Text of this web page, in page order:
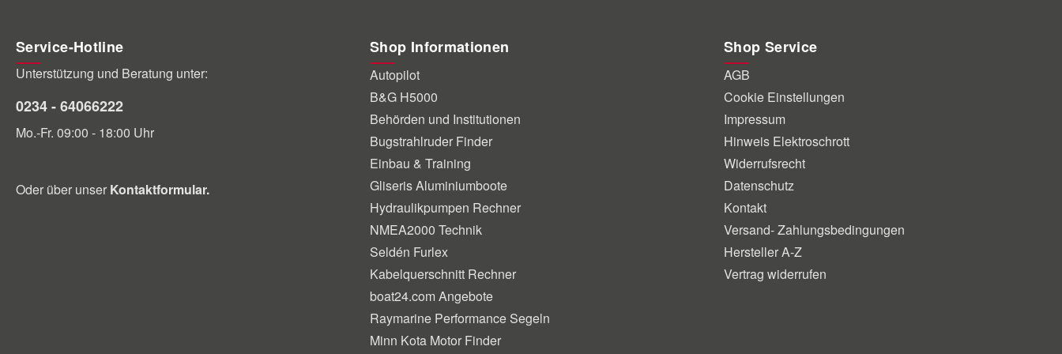
Service-Hotline
Unterstützung und Beratung unter:
0234 - 64066222
Mo.-Fr. 09:00 - 18:00 Uhr
Oder über unser Kontaktformular.
Shop Informationen
Autopilot
B&G H5000
Behörden und Institutionen
Bugstrahlruder Finder
Einbau & Training
Gliseris Aluminiumboote
Hydraulikpumpen Rechner
NMEA2000 Technik
Seldén Furlex
Kabelquerschnitt Rechner
boat24.com Angebote
Raymarine Performance Segeln
Minn Kota Motor Finder
Shop Service
AGB
Cookie Einstellungen
Impressum
Hinweis Elektroschrott
Widerrufsrecht
Datenschutz
Kontakt
Versand- Zahlungsbedingungen
Hersteller A-Z
Vertrag widerrufen